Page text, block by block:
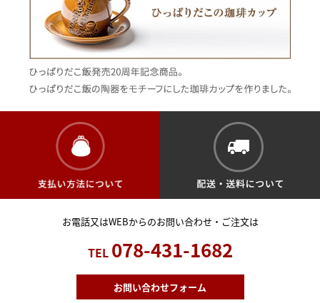
お電話又はWEBからのお問い合わせ・ご注文は
TEL 078-431-1682
お問い合わせフォーム